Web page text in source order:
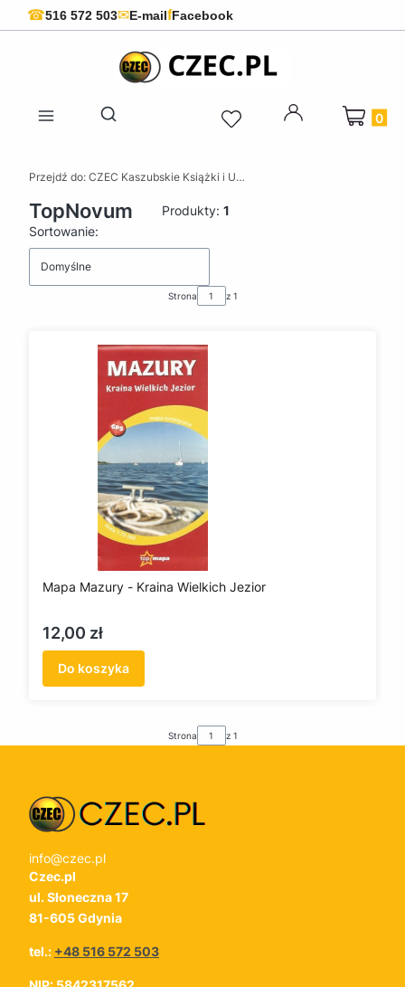
☎516 572 503✉E-mailfFacebook
Otwórz wyszukiwarkę
Produkty
Przejdź do: CZEC Kaszubskie Książki i Upominki - Pamiątki z Kaszub
TopNovum Produkty: 1
Lista produktów
Sortowanie:
Domyślne
Strona z 1
Mapa Mazury - Kraina Wielkich Jezior
Cena
12,00 zł
Do koszyka
Strona z 1
info@czec.pl
Czec.pl
ul. Słoneczna 17
81-605 Gdynia
tel.: +48 516 572 503